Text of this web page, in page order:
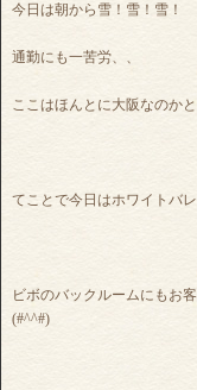
今日は朝から雪！雪！雪！
通勤にも一苦労、、
ここはほんとに大阪なのか
てことで今日はホワイトバ
ビボのバックルームにもお
(#^^#)